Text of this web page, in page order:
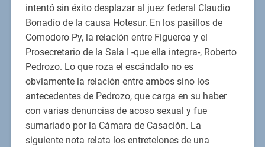
intentó sin éxito desplazar al juez federal Claudio
Bonadío de la causa Hotesur. En los pasillos de
Comodoro Py, la relación entre Figueroa y el
Prosecretario de la Sala I -que ella integra-, Roberto
Pedrozo. Lo que roza el escándalo no es
obviamente la relación entre ambos sino los
antecedentes de Pedrozo, que carga en su haber
con varias denuncias de acoso sexual y fue
sumariado por la Cámara de Casación. La
siguiente nota relata los entretelones de una